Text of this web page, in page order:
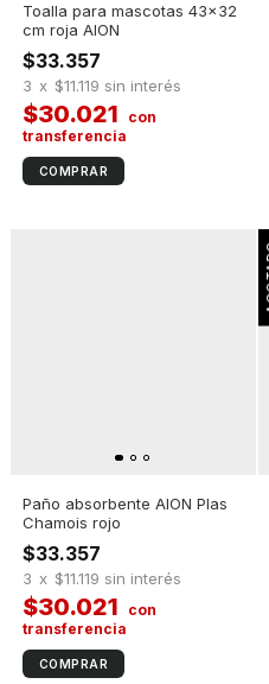
Toalla para mascotas 43x32
cm roja AION
$33.357
$30.021
3 x $11.119 sin interés
Paño absorbente AION Plas
Chamois rojo
$33.357
$30.021
3 x $11.119 sin interés